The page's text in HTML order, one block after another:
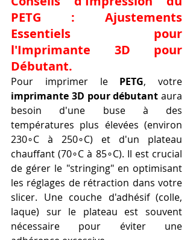
PETG : Ajustements
Essentiels pour
l'Imprimante 3D pour
Débutant.
Pour imprimer le PETG
imprimante 3D pour débutant aura
besoin d'une buse à des
températures plus élevées (environ
230∘C à 250∘C) et d'un plateau
chauffant (70∘C à 85∘C). Il est crucial
de gérer le "stringing" en optimisant
les réglages de rétraction dans votre
slicer. Une couche d'adhésif (colle,
laque) sur le plateau est souvent
nécessaire pour éviter une